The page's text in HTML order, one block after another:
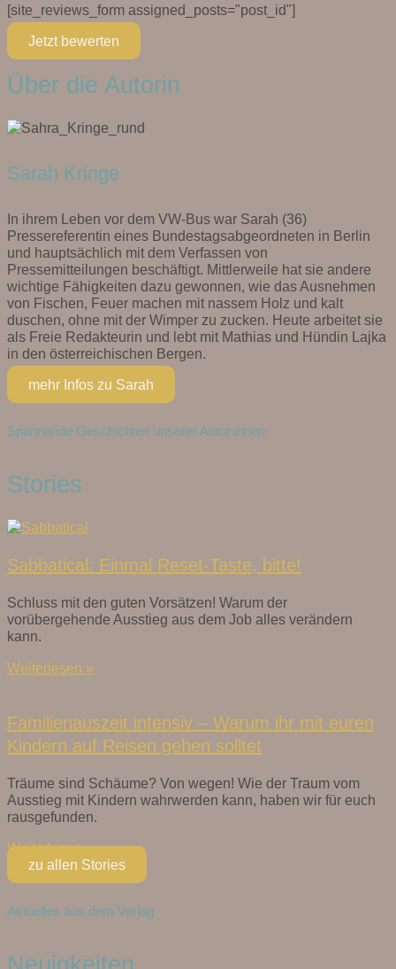
[site_reviews_form assigned_posts="post_id"]
Jetzt bewerten
Über die Autorin
Sarah Kringe
In ihrem Leben vor dem VW-Bus war Sarah (36)
Pressereferentin eines Bundestagsabgeordneten in Berlin
und hauptsächlich mit dem Verfassen von
Pressemitteilungen beschäftigt. Mittlerweile hat sie andere
wichtige Fähigkeiten dazu gewonnen, wie das Ausnehmen
von Fischen, Feuer machen mit nassem Holz und kalt
duschen, ohne mit der Wimper zu zucken. Heute arbeitet sie
als Freie Redakteurin und lebt mit Mathias und Hündin Lajka
in den österreichischen Bergen.
mehr Infos zu Sarah
Spannende Geschichten unserer Autor:innen
Stories
Sabbatical: Einmal Reset-Taste, bitte!
Schluss mit den guten Vorsätzen! Warum der
vorübergehende Ausstieg aus dem Job alles verändern
kann.
Weiterlesen »
Familienauszeit intensiv – Warum ihr mit euren
Kindern auf Reisen gehen solltet
Träume sind Schäume? Von wegen! Wie der Traum vom
Ausstieg mit Kindern wahrwerden kann, haben wir für euch
rausgefunden.
Weiterlesen »
zu allen Stories
Aktuelles aus dem Verlag